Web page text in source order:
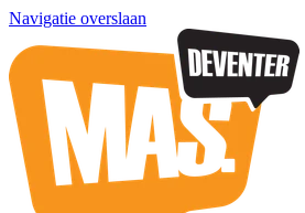
Navigatie overslaan